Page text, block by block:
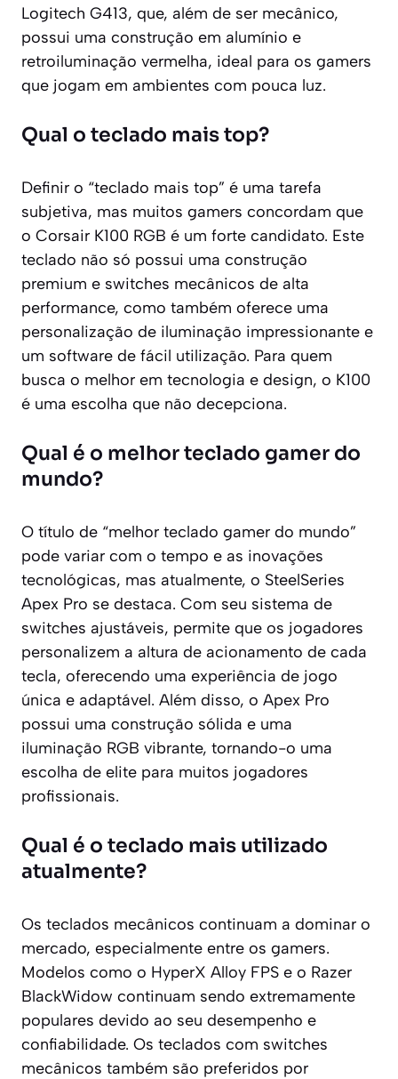
Logitech G413, que, além de ser mecânico,
possui uma construção em alumínio e
retroiluminação vermelha, ideal para os gamers
que jogam em ambientes com pouca luz.
Qual o teclado mais top?
Definir o “teclado mais top” é uma tarefa
subjetiva, mas muitos gamers concordam que
o Corsair K100 RGB é um forte candidato. Este
teclado não só possui uma construção
premium e switches mecânicos de alta
performance, como também oferece uma
personalização de iluminação impressionante e
um software de fácil utilização. Para quem
busca o melhor em tecnologia e design, o K100
é uma escolha que não decepciona.
Qual é o melhor teclado gamer do
mundo?
O título de “melhor teclado gamer do mundo”
pode variar com o tempo e as inovações
tecnológicas, mas atualmente, o SteelSeries
Apex Pro se destaca. Com seu sistema de
switches ajustáveis, permite que os jogadores
personalizem a altura de acionamento de cada
tecla, oferecendo uma experiência de jogo
única e adaptável. Além disso, o Apex Pro
possui uma construção sólida e uma
iluminação RGB vibrante, tornando-o uma
escolha de elite para muitos jogadores
profissionais.
Qual é o teclado mais utilizado
atualmente?
Os teclados mecânicos continuam a dominar o
mercado, especialmente entre os gamers.
Modelos como o HyperX Alloy FPS e o Razer
BlackWidow continuam sendo extremamente
populares devido ao seu desempenho e
confiabilidade. Os teclados com switches
mecânicos também são preferidos por